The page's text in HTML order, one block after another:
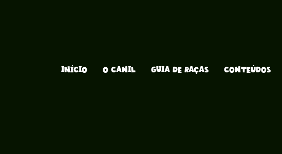
INÍCIO O CANIL GUIA DE RAÇAS CONTEÚDOS